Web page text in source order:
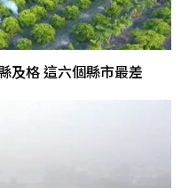
及格 這六個縣市最差